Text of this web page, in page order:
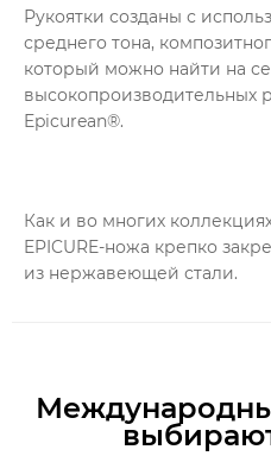
Рукоятки созданы с
среднего тона,
который можно найти на
высокопроизводительных
Epicurean®.
Как и во многих
EPICURE-ножа крепко
из нержавеющей стали.